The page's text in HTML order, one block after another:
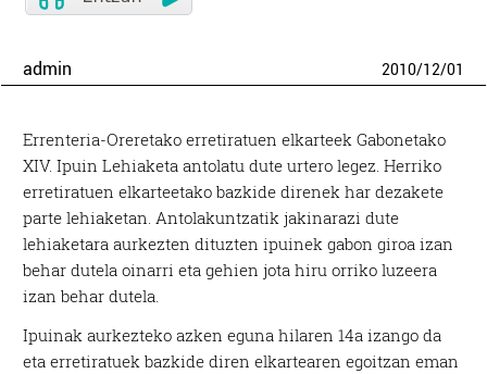
admin 2010/12/01
Errenteria-Oreretako erretiratuen elkarteek Gabonetako
XIV. Ipuin Lehiaketa antolatu dute urtero legez. Herriko
erretiratuen elkarteetako bazkide direnek har dezakete
parte lehiaketan. Antolakuntzatik jakinarazi dute
lehiaketara aurkezten dituzten ipuinek gabon giroa izan
behar dutela oinarri eta gehien jota hiru orriko luzeera
izan behar dutela.
Ipuinak aurkezteko azken eguna hilaren 14a izango da
eta erretiratuek bazkide diren elkartearen egoitzan eman